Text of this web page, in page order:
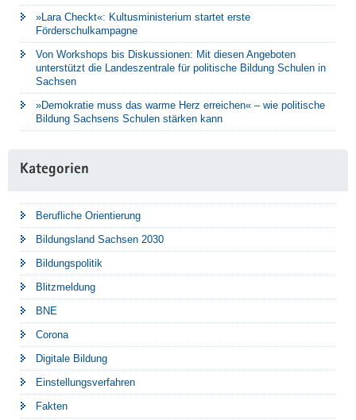
»Lara Checkt«: Kultusministerium startet erste
Förderschulkampagne
Von Workshops bis Diskussionen: Mit diesen Angeboten
unterstützt die Landeszentrale für politische Bildung Schulen in
Sachsen
»Demokratie muss das warme Herz erreichen« – wie politische
Bildung Sachsens Schulen stärken kann
Kategorien
Berufliche Orientierung
Bildungsland Sachsen 2030
Bildungspolitik
Blitzmeldung
BNE
Corona
Digitale Bildung
Einstellungsverfahren
Fakten